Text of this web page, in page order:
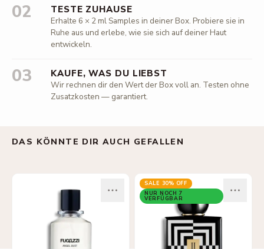
02 TESTE ZUHAUSE
Erhalte 6 × 2 ml Samples in deiner Box. Probiere sie in
Ruhe aus und erlebe, wie sie sich auf deiner Haut
entwickeln.
03 KAUFE, WAS DU LIEBST
Wir rechnen dir den Wert der Box voll an. Testen ohne
Zusatzkosten — garantiert.
DAS KÖNNTE DIR AUCH GEFALLEN
SALE 30% OFF
NUR NOCH 7
VERFÜGBAR